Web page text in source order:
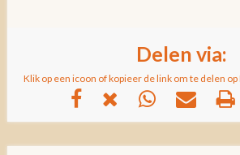
Delen via:
Klik op een icoon of kopieer de link om te delen